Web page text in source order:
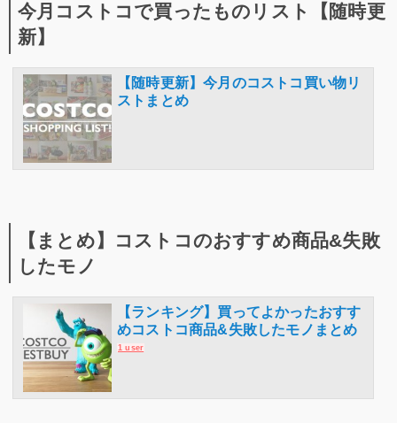
今月コストコで買ったものリスト【随時更
新】
【随時更新】今月のコストコ買い物リ
ストまとめ
【まとめ】コストコのおすすめ商品&失敗
したモノ
【ランキング】買ってよかったおすす
めコストコ商品&失敗したモノまとめ
1 user